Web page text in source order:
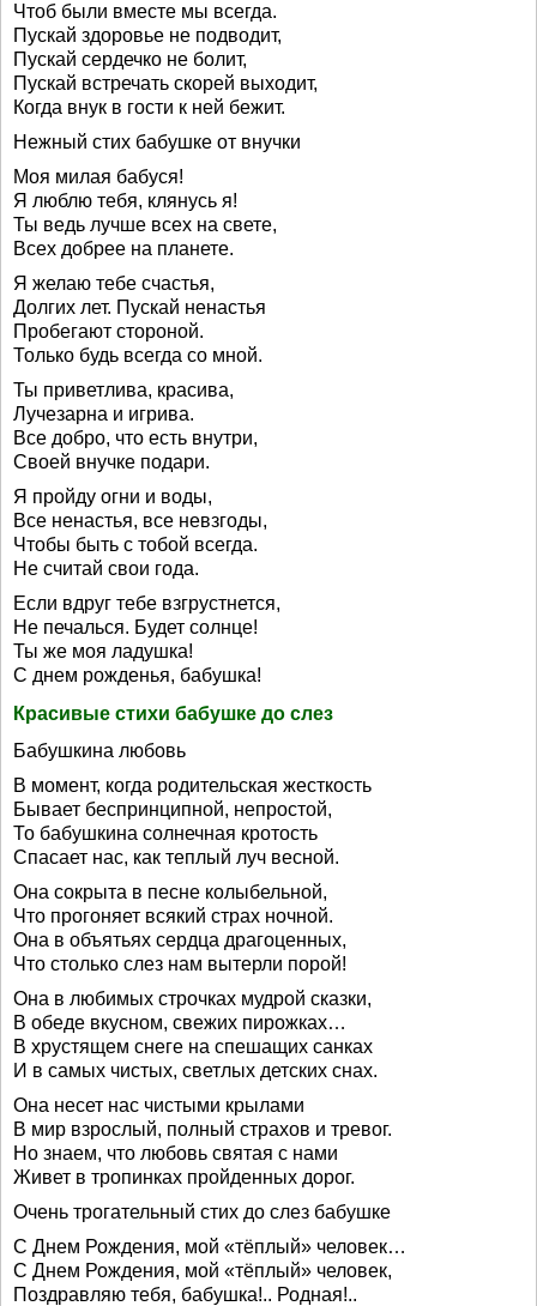
Чтоб были вместе мы всегда.
Пускай здоровье не подводит,
Пускай сердечко не болит,
Пускай встречать скорей выходит,
Когда внук в гости к ней бежит.
Нежный стих бабушке от внучки
Моя милая бабуся!
Я люблю тебя, клянусь я!
Ты ведь лучше всех на свете,
Всех добрее на планете.
Я желаю тебе счастья,
Долгих лет. Пускай ненастья
Пробегают стороной.
Только будь всегда со мной.
Ты приветлива, красива,
Лучезарна и игрива.
Все добро, что есть внутри,
Своей внучке подари.
Я пройду огни и воды,
Все ненастья, все невзгоды,
Чтобы быть с тобой всегда.
Не считай свои года.
Если вдруг тебе взгрустнется,
Не печалься. Будет солнце!
Ты же моя ладушка!
С днем рожденья, бабушка!
Красивые стихи бабушке до слез
Бабушкина любовь
В момент, когда родительская жесткость
Бывает беспринципной, непростой,
То бабушкина солнечная кротость
Спасает нас, как теплый луч весной.
Она сокрыта в песне колыбельной,
Что прогоняет всякий страх ночной.
Она в объятьях сердца драгоценных,
Что столько слез нам вытерли порой!
Она в любимых строчках мудрой сказки,
В обеде вкусном, свежих пирожках…
В хрустящем снеге на спешащих санках
И в самых чистых, светлых детских снах.
Она несет нас чистыми крылами
В мир взрослый, полный страхов и тревог.
Но знаем, что любовь святая с нами
Живет в тропинках пройденных дорог.
Очень трогательный стих до слез бабушке
С Днем Рождения, мой «тёплый» человек…
С Днем Рождения, мой «тёплый» человек,
Поздравляю тебя, бабушка!.. Родная!..